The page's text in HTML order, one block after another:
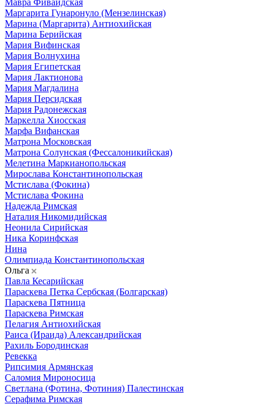
Маргарита Гунаронуло (Мензелинская)
Марина (Маргарита) Антиохийская
Марина Берийская
Мария Вифинская
Мария Волнухина
Мария Египетская
Мария Лактионова
Мария Магдалина
Мария Персидская
Мария Радонежская
Маркелла Хиосская
Марфа Вифанская
Матрона Московская
Матрона Солунская (Фессалоникийская)
Мелетина Маркианопольская
Мирослава Константинопольская
Мстислава (Фокина)
Мстислава Фокина
Надежда Римская
Наталия Никомидийская
Неонила Сирийская
Ника Коринфская
Нина
Олимпиада Константинопольская
Ольга
Павла Кесарийская
Параскева Петка Сербская (Болгарская)
Параскева Пятница
Параскева Римская
Пелагия Антиохийская
Раиса (Ираида) Александрийская
Рахиль Бородинская
Ревекка
Рипсимия Армянская
Саломия Мироносица
Светлана (Фотина, Фотиния) Палестинская
Серафима Римская